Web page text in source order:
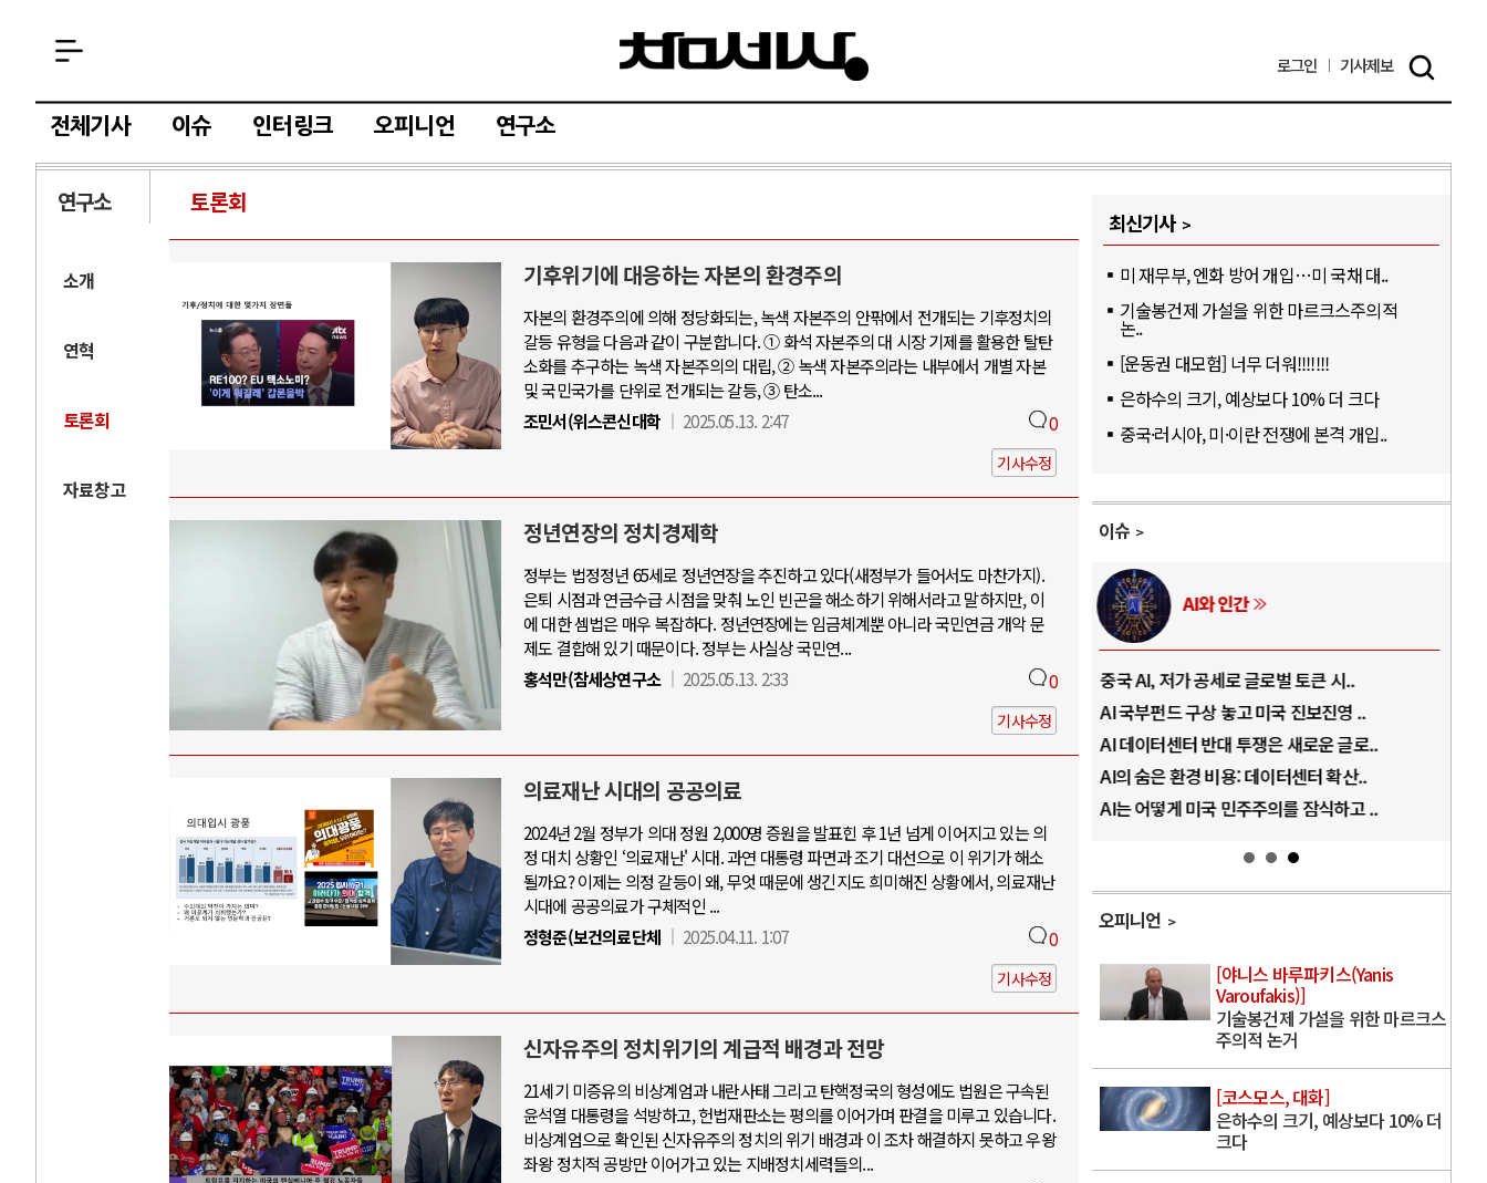
로그인 기사제보
전체기사 이슈 인터링크 오피니언 연구소
연구소 토론회
소개
연혁
토론회
자료창고
기후위기에 대응하는 자본의 환경주의
자본의 환경주의에 의해 정당화되는, 녹색 자본주의 안팎에서 전개되는 기후정치의
갈등 유형을 다음과 같이 구분합니다. ① 화석 자본주의 대 시장 기제를 활용한 탈탄
소화를 추구하는 녹색 자본주의의 대립, ② 녹색 자본주의라는 내부에서 개별 자본
및 국민국가를 단위로 전개되는 갈등, ③ 탄소...
조민서(위스콘신대학
2025.05.13. 2:47 0
기사수정
정년연장의 정치경제학
정부는 법정정년 65세로 정년연장을 추진하고 있다(새정부가 들어서도 마찬가지).
은퇴 시점과 연금수급 시점을 맞춰 노인 빈곤을 해소하기 위해서라고 말하지만, 이
에 대한 셈법은 매우 복잡하다. 정년연장에는 임금체계뿐 아니라 국민연금 개악 문
제도 결합해 있기 때문이다. 정부는 사실상 국민연...
홍석만(참세상연구소
2025.05.13. 2:33 0
기사수정
의료재난 시대의 공공의료
2024년 2월 정부가 의대 정원 2,000명 증원을 발표힌 후 1년 넘게 이어지고 있는 의
정 대치 상황인 ‘의료재난' 시대. 과연 대통령 파면과 조기 대선으로 이 위기가 해소
될까요? 이제는 의정 갈등이 왜, 무엇 때문에 생긴지도 희미해진 상황에서, 의료재난
시대에 공공의료가 구체적인 ...
정형준(보건의료단체
2025.04.11. 1:07 0
기사수정
신자유주의 정치위기의 계급적 배경과 전망
21세기 미증유의 비상계엄과 내란사태 그리고 탄핵정국의 형성에도 법원은 구속된
윤석열 대통령을 석방하고, 헌법재판소는 평의를 이어가며 판결을 미루고 있습니다.
비상계엄으로 확인된 신자유주의 정치의 위기 배경과 이 조차 해결하지 못하고 우왕
좌왕 정치적 공방만 이어가고 있는 지배정치세력들의...
최신기사
미 재무부, 엔화 방어 개입…미 국채 대..
기술봉건제 가설을 위한 마르크스주의적
논..
[운동권 대모험] 너무 더워!!!!!!!
은하수의 크기, 예상보다 10% 더 크다
중국·러시아, 미·이란 전쟁에 본격 개입..
이슈
중국 AI, 저가 공세로 글로벌 토큰 시..
AI 국부펀드 구상 놓고 미국 진보진영 ..
러시아-우크라이나 전쟁
전쟁의 추상화: 우크라이나, 대리전의 역..
EU·우크라이나 드론 협력 직후, 러시아..
우크라이나, 덴마크, 에스토니아, 네덜란..
러·우크라, 대규모 공습 주고받아…민간 ..
중동 위기
호르무즈 갈등 격화, 트럼프 정치·경제 ..
호르무즈 해협 통행료를 철회한 트럼프
이란, 호르무즈 해협 봉쇄 선택한 배경
AI와 인간
중국 AI, 저가 공세로 글로벌 토큰 시..
AI 국부펀드 구상 놓고 미국 진보진영 ..
AI 데이터센터 반대 투쟁은 새로운 글로..
AI의 숨은 환경 비용: 데이터센터 확산..
AI는 어떻게 미국 민주주의를 잠식하고 ..
오피니언
[야니스 바루파키스(Yanis
Varoufakis)]
기술봉건제 가설을 위한 마르크스
주의적 논거
[코스모스, 대화]
은하수의 크기, 예상보다 10% 더
크다